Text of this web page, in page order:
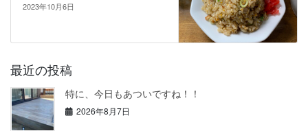
2023年10月6日
最近の投稿
特に、今日もあついですね！！
2026年8月7日